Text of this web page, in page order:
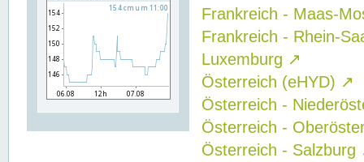
Frankreich - Maas-
Frankreich - Rhein-
Luxemburg ↗
Österreich (eHYD) ↗
Österreich -
Österreich -
Österreich - Salzburg